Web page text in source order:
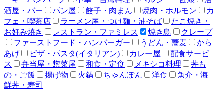
酒屋・バー
パン屋 餃子・肉まん 焼肉・ホルモン
カ
フェ・喫茶店
ラーメン屋・つけ麺・油そば
たこ焼き・
お好み焼き
レストラン・ファミレス 焼き鳥
クレープ
ファーストフード・ハンバーガー
うどん・蕎麦
から
あげ
ピザ・パスタ(イタリアン) カレー屋
配食サービ
ス
弁当屋・惣菜屋 和食・定食 メキシコ料理
丼も
の・ご飯
揚げ物 火鍋 ちゃんぽん 洋食
魚介・海
鮮丼・寿司